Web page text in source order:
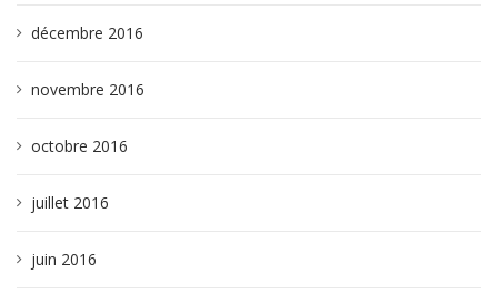
décembre 2016
novembre 2016
octobre 2016
juillet 2016
juin 2016